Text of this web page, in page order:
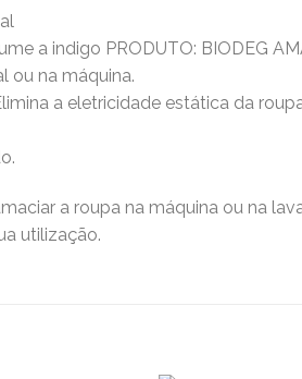
a indigo PRODUTO: BIODEG
ou na máquina.
a eletricidade estática da
a roupa na máquina ou na
utilização.